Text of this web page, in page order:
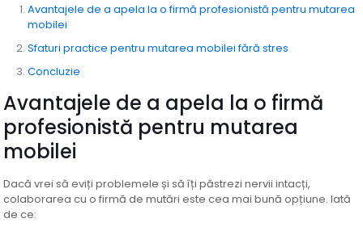
Avantajele de a apela la o firmă profesionistă pentru mutarea
mobilei
Sfaturi practice pentru mutarea mobilei fără stres
Concluzie
Avantajele de a apela la o firmă
profesionistă pentru mutarea
mobilei
Dacă vrei să eviți problemele și să îți păstrezi nervii intacți,
colaborarea cu o firmă de mutări este cea mai bună opțiune. Iată
de ce: